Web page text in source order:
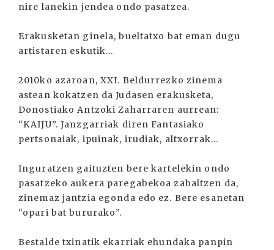
nire lanekin jendea ondo pasatzea.
Erakusketan ginela, bueltatxo bat eman dugu
artistaren eskutik...
2010ko azaroan, XXI. Beldurrezko zinema
astean kokatzen da Judasen erakusketa,
Donostiako Antzoki Zaharraren aurrean:
“KAIJU”. Janzgarriak diren Fantasiako
pertsonaiak, ipuinak, irudiak, altxorrak...
Inguratzen gaituzten bere kartelekin ondo
pasatzeko aukera paregabekoa zabaltzen da,
zinemaz jantzia egonda edo ez. Bere esanetan
“opari bat bururako”.
Bestalde txinatik ekarriak ehundaka panpin